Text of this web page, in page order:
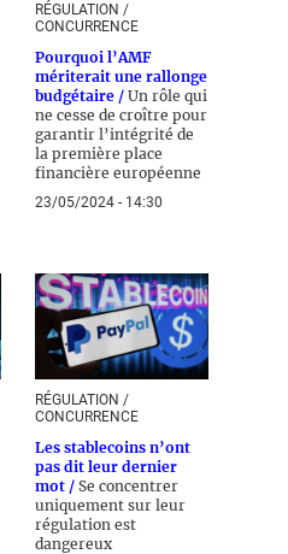
RÉGULATION /
CONCURRENCE
Pourquoi l’AMF
mériterait une rallonge
budgétaire / Un rôle qui
ne cesse de croître pour
garantir l’intégrité de
la première place
financière européenne
23/05/2024 - 14:30
RÉGULATION /
CONCURRENCE
Les stablecoins n’ont
pas dit leur dernier
mot / Se concentrer
uniquement sur leur
régulation est
dangereux